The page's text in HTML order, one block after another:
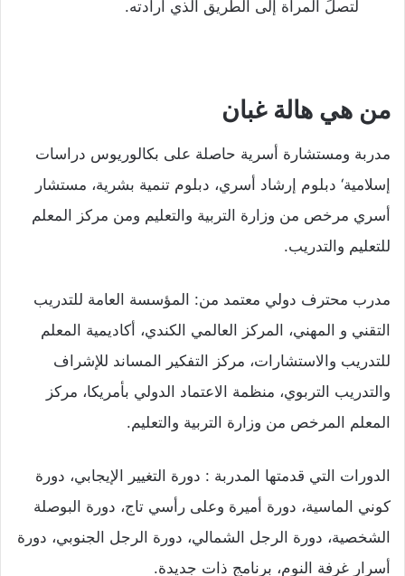
لتصلَ المرأة إلى الطريق الذي أرادته.
من هي هالة غبان
مدربة ومستشارة أسرية حاصلة على بكالوريوس دراسات
إسلامية‘ دبلوم إرشاد أسري، دبلوم تنمية بشرية، مستشار
أسري مرخص من وزارة التربية والتعليم ومن مركز المعلم
للتعليم والتدريب.
مدرب محترف دولي معتمد من: المؤسسة العامة للتدريب
التقني و المهني، المركز العالمي الكندي، أكاديمية المعلم
للتدريب والاستشارات، مركز التفكير المساند للإشراف
والتدريب التربوي، منظمة الاعتماد الدولي بأمريكا، مركز
المعلم المرخص من وزارة التربية والتعليم.
الدورات التي قدمتها المدربة : دورة التغيير الإيجابي، دورة
كوني الماسية، دورة أميرة وعلى رأسي تاج، دورة البوصلة
الشخصية، دورة الرجل الشمالي، دورة الرجل الجنوبي، دورة
أسرار غرفة النوم، برنامج ذات جديدة.